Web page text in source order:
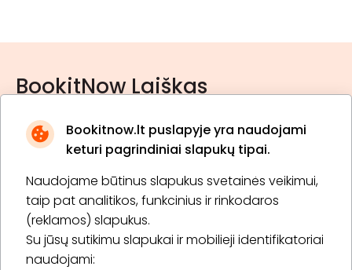
Bookitnow.lt puslapyje yra naudojami
keturi pagrindiniai slapukų tipai.
Naudojame būtinus slapukus svetainės veikimui,
taip pat analitikos, funkcinius ir rinkodaros
(reklamos) slapukus.
Su jūsų sutikimu slapukai ir mobilieji identifikatoriai
naudojami:
BookitNow Laiškas
* Susipažinau su privatumo politika
Prenumeruoti